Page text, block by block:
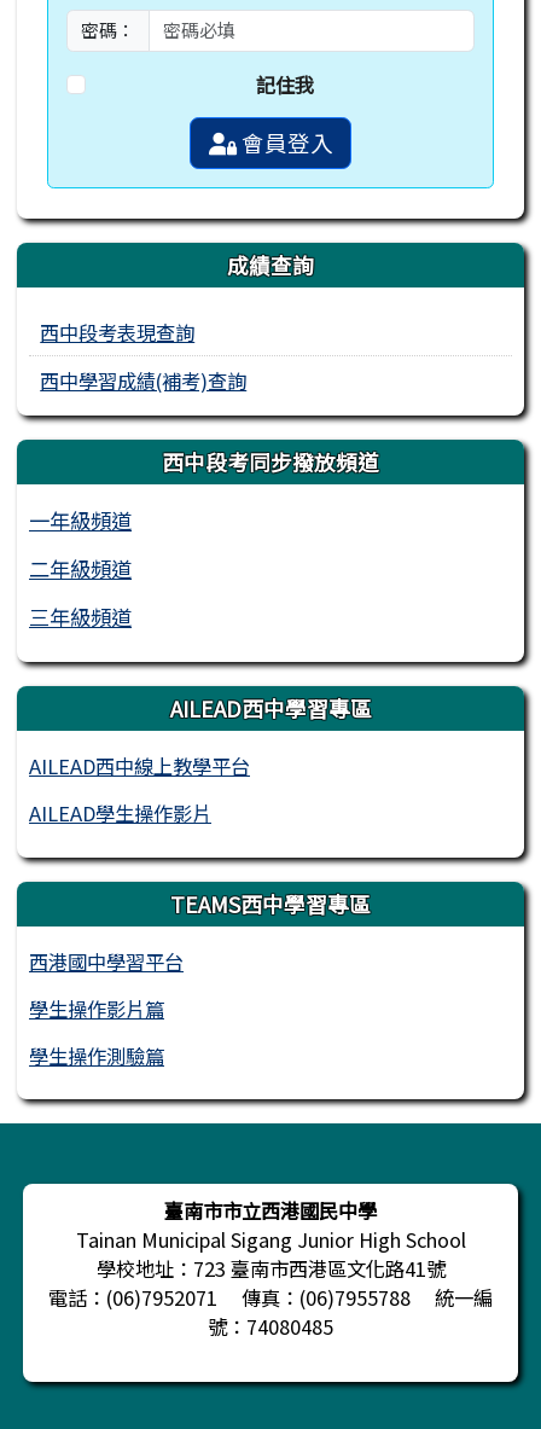
密碼：
記住我
會員登入
成績查詢
西中段考表現查詢
西中學習成績(補考)查詢
西中段考同步撥放頻道
一年級頻道
二年級頻道
三年級頻道
AILEAD西中學習專區
AILEAD西中線上教學平台
AILEAD學生操作影片
TEAMS西中學習專區
西港國中學習平台
學生操作影片篇
學生操作測驗篇
頁尾區域內容
臺南市市立西港國民中學
Tainan Municipal Sigang Junior High School
學校地址：723 臺南市西港區文化路41號
電話：(06)7952071 傳真：(06)7955788 統一編
號：74080485